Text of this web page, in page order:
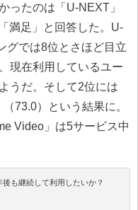
ったのは「U-NEXT」
満足」と回答した。U-
グでは8位とさほど目立
現在利用しているユー
うだ。そして2位には
73.0）という結果に。
Video」は5サービス中